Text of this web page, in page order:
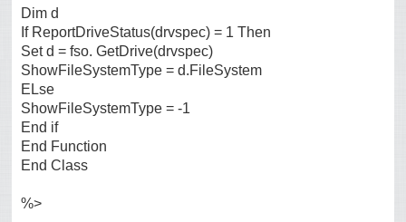
Dim d
If ReportDriveStatus(drvspec) = 1 Then
Set d = fso. GetDrive(drvspec)
ShowFileSystemType = d.FileSystem
ELse
ShowFileSystemType = -1
End if
End Function
End Class
%>